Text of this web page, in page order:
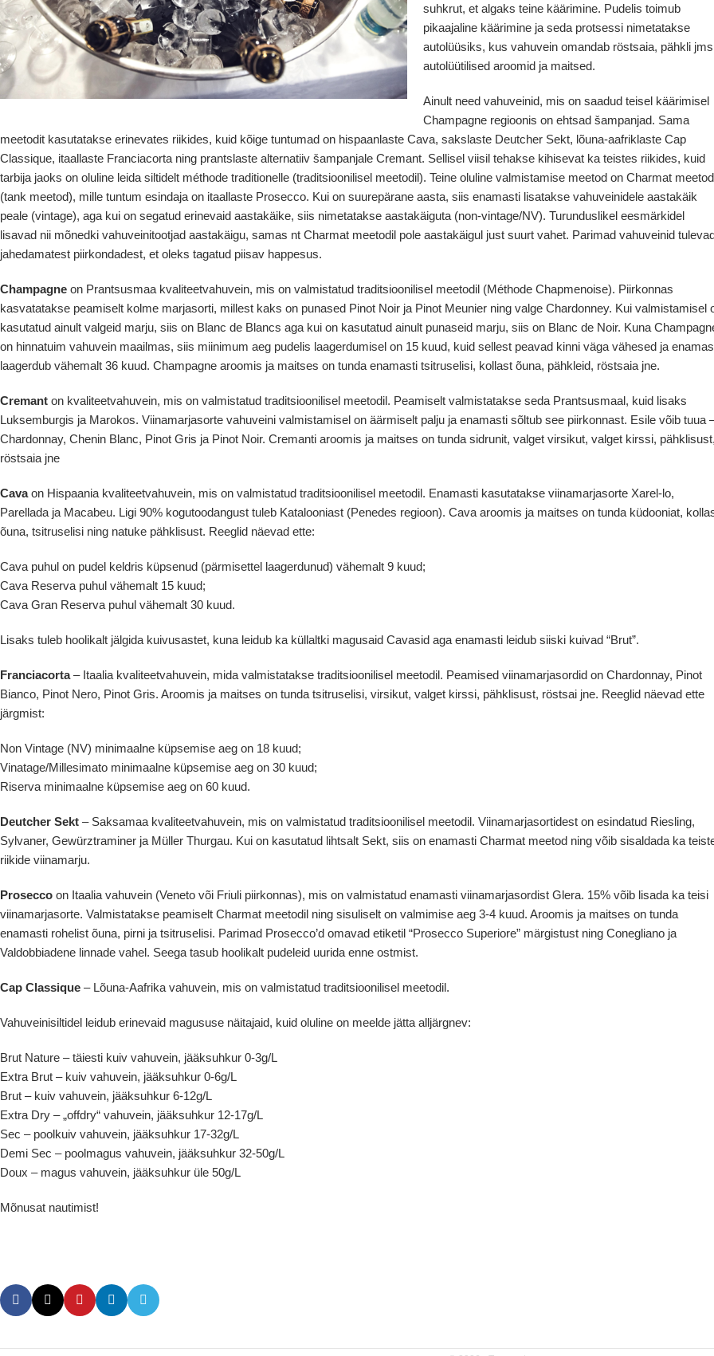
suhkrut, et algaks teine käärimine. Pudelis toimub
pikaajaline käärimine ja seda protsessi nimetatakse
autolüüsiks, kus vahuvein omandab röstsaia, pähkli jms
autolüütilised aroomid ja maitsed.
Ainult need vahuveinid, mis on saadud teisel käärimisel
Champagne regioonis on ehtsad šampanjad. Sama
meetodit kasutatakse erinevates riikides, kuid kõige tuntumad on hispaanlaste Cava, sakslaste Deutcher Sekt, lõuna-aafriklaste Cap
Classique, itaallaste Franciacorta ning prantslaste alternatiiv šampanjale Cremant. Sellisel viisil tehakse kihisevat ka teistes riikides, kuid
tarbija jaoks on oluline leida siltidelt méthode traditionelle (traditsioonilisel meetodil). Teine oluline valmistamise meetod on Charmat meetod
(tank meetod), mille tuntum esindaja on itaallaste Prosecco. Kui on suurepärane aasta, siis enamasti lisatakse vahuveinidele aastakäik
peale (vintage), aga kui on segatud erinevaid aastakäike, siis nimetatakse aastakäiguta (non-vintage/NV). Turunduslikel eesmärkidel
lisavad nii mõnedki vahuveinitootjad aastakäigu, samas nt Charmat meetodil pole aastakäigul just suurt vahet. Parimad vahuveinid
jahedamatest piirkondadest, et oleks tagatud piisav happesus.
Champagne on Prantsusmaa kvaliteetvahuvein, mis on valmistatud traditsioonilisel meetodil (Méthode Chapmenoise). Piirkonnas
kasvatatakse peamiselt kolme marjasorti, millest kaks on punased Pinot Noir ja Pinot Meunier ning valge Chardonney. Kui valmistamisel
kasutatud ainult valgeid marju, siis on Blanc de Blancs aga kui on kasutatud ainult punaseid marju, siis on Blanc de Noir. Kuna
on hinnatuim vahuvein maailmas, siis miinimum aeg pudelis laagerdumisel on 15 kuud, kuid sellest peavad kinni väga vähesed ja
laagerdub vähemalt 36 kuud. Champagne aroomis ja maitses on tunda enamasti tsitruselisi, kollast õuna, pähkleid, röstsaia jne.
Cremant on kvaliteetvahuvein, mis on valmistatud traditsioonilisel meetodil. Peamiselt valmistatakse seda Prantsusmaal, kuid lisaks
Luksemburgis ja Marokos. Viinamarjasorte vahuveini valmistamisel on äärmiselt palju ja enamasti sõltub see piirkonnast. Esile võib tuua
Chardonnay, Chenin Blanc, Pinot Gris ja Pinot Noir. Cremanti aroomis ja maitses on tunda sidrunit, valget virsikut, valget kirssi, pähklisust,
röstsaia jne
Cavaon Hispaania kvaliteetvahuvein, mis on valmistatud traditsioonilisel meetodil. Enamasti kasutatakse viinamarjasorte Xarel-lo,
Parellada ja Macabeu. Ligi 90% kogutoodangust tuleb Katalooniast (Penedes regioon). Cava aroomis ja maitses on tunda küdooniat,
õuna, tsitruselisi ning natuke pähklisust. Reeglid näevad ette:
Cava puhul on pudel keldris küpsenud (pärmisettel laagerdunud) vähemalt 9 kuud;
Cava Reserva puhul vähemalt 15 kuud;
Cava Gran Reserva puhul vähemalt 30 kuud.
Lisaks tuleb hoolikalt jälgida kuivusastet, kuna leidub ka küllaltki magusaid Cavasid aga enamasti leidub siiski kuivad “Brut”.
Franciacorta– Itaalia kvaliteetvahuvein, mida valmistatakse traditsioonilisel meetodil. Peamised viinamarjasordid on Chardonnay, Pinot
Bianco, Pinot Nero, Pinot Gris. Aroomis ja maitses on tunda tsitruselisi, virsikut, valget kirssi, pähklisust, röstsai jne. Reeglid näevad ette
järgmist:
Non Vintage (NV) minimaalne küpsemise aeg on 18 kuud;
Vinatage/Millesimato minimaalne küpsemise aeg on 30 kuud;
Riserva minimaalne küpsemise aeg on 60 kuud.
Deutcher Sekt – Saksamaa kvaliteetvahuvein, mis on valmistatud traditsioonilisel meetodil. Viinamarjasortidest on esindatud Riesling,
Sylvaner, Gewürztraminer ja Müller Thurgau. Kui on kasutatud lihtsalt Sekt, siis on enamasti Charmat meetod ning võib sisaldada ka
riikide viinamarju.
Prosecco on Itaalia vahuvein (Veneto või Friuli piirkonnas), mis on valmistatud enamasti viinamarjasordist Glera. 15% võib lisada ka teisi
viinamarjasorte. Valmistatakse peamiselt Charmat meetodil ning sisuliselt on valmimise aeg 3-4 kuud. Aroomis ja maitses on tunda
enamasti rohelist õuna, pirni ja tsitruselisi. Parimad Prosecco’d omavad etiketil “Prosecco Superiore” märgistust ning Conegliano ja
Valdobbiadene linnade vahel. Seega tasub hoolikalt pudeleid uurida enne ostmist.
Cap Classique – Lõuna-Aafrika vahuvein, mis on valmistatud traditsioonilisel meetodil.
Vahuveinisiltidel leidub erinevaid magususe näitajaid, kuid oluline on meelde jätta alljärgnev:
Brut Nature – täiesti kuiv vahuvein, jääksuhkur 0-3g/L
Extra Brut – kuiv vahuvein, jääksuhkur 0-6g/L
Brut – kuiv vahuvein, jääksuhkur 6-12g/L
Extra Dry – „offdry“ vahuvein, jääksuhkur 12-17g/L
Sec – poolkuiv vahuvein, jääksuhkur 17-32g/L
Demi Sec – poolmagus vahuvein, jääksuhkur 32-50g/L
Doux – magus vahuvein, jääksuhkur üle 50g/L
Mõnusat nautimist!